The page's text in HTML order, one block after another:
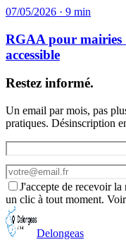
07/05/2026 · 9 min
RGAA pour mairies
accessible
Restez informé.
Un email par mois, pas
pratiques. Désinscription
J'accepte de recevoir
un clic à tout moment.
Delongeas